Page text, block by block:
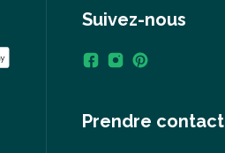
Suivez-nous
Prendre contact